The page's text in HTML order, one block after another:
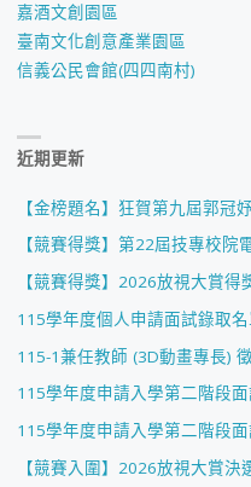
嘉酒文創園區
臺南文化創意產業園區
信義公民會館(四四南村)
近期更新
【金榜題名】狂賀第九屆郭冠
【競賽得獎】第22屆技專校院
【競賽得獎】2026放視大賞得
115學年度個人申請面試錄取
115-1兼任教師 (3D動畫專長)
115學年度申請入學第二階段
115學年度申請入學第二階段
【競賽入圍】2026放視大賞決